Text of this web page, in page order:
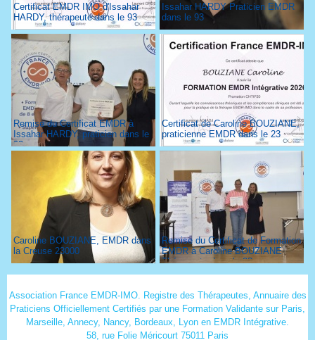
Certificat EMDR IMO d'Issahar
HARDY, thérapeute dans le 93
Issahar HARDY Praticien EMDR
dans le 93
Remise du Certificat EMDR à
Issahar HARDY, praticien dans le
93
Certificat de Caroline BOUZIANE,
praticienne EMDR dans le 23
Caroline BOUZIANE, EMDR dans
la Creuse 23000
Remise du Certificat de Formation
EMDR à Caroline BOUZIANE
Thérapeute dans le 23
Association France EMDR-IMO. Registre des Thérapeutes, Annuaire des
Praticiens Officiellement Certifiés par une Formation Validante sur Paris,
Marseille, Annecy, Nancy, Bordeaux, Lyon en EMDR Intégrative.
58, rue Folie Méricourt 75011 Paris